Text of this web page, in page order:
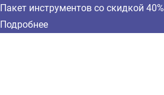
Пакет инструментов со скидкой 40%
Подробнее